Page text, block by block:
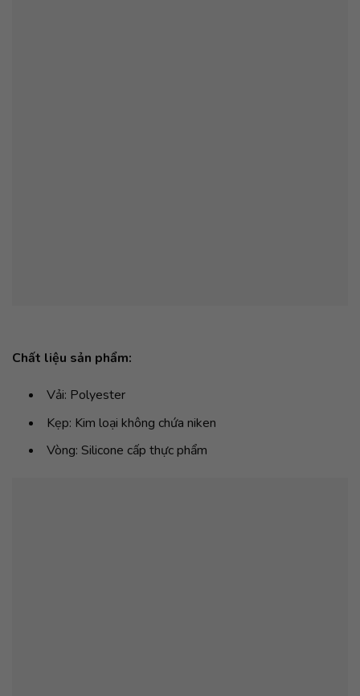
Chất liệu sản phẩm:
Vải: Polyester
Kẹp: Kim loại không chứa niken
Vòng: Silicone cấp thực phẩm